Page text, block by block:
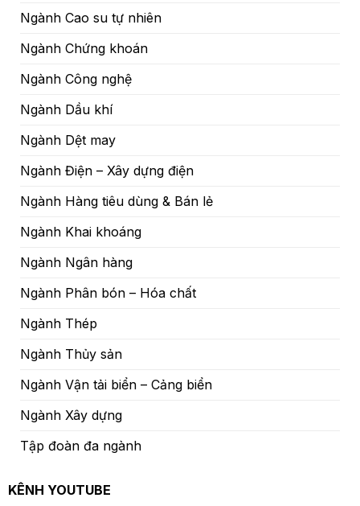
Ngành Cao su tự nhiên
Ngành Chứng khoán
Ngành Công nghệ
Ngành Dầu khí
Ngành Dệt may
Ngành Điện – Xây dựng điện
Ngành Hàng tiêu dùng & Bán lẻ
Ngành Khai khoáng
Ngành Ngân hàng
Ngành Phân bón – Hóa chất
Ngành Thép
Ngành Thủy sản
Ngành Vận tải biển – Cảng biển
Ngành Xây dựng
Tập đoàn đa ngành
KÊNH YOUTUBE